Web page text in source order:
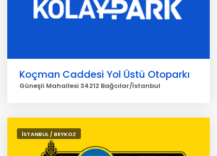
Koçman Caddesi Yol Üstü Otoparkı
Güneşli Mahallesi 34212 Bağcılar/İstanbul
İSTANBUL / BEYKOZ